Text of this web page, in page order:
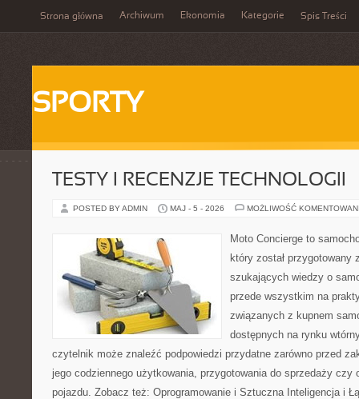
Strona główna Archiwum Ekonomia Kategorie Spis Treści
SPORTY
TESTY I RECENZJE TECHNOLOGII
POSTED BY ADMIN MAJ - 5 - 2026 MOŻLIWOŚĆ
Moto Concierge to
który został przygotowany
szukających wiedzy o
przede wszystkim na
związanych z kupnem
dostępnych na rynku
czytelnik może znaleźć podpowiedzi przydatne zarówno przed
jego codziennego użytkowania, przygotowania do sprzedaży czy
pojazdu. Zobacz też: Oprogramowanie i Sztuczna Inteligencja i